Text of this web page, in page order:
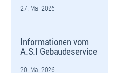
27. Mai 2026
Informationen vom
A.S.I Gebäudeservice
20. Mai 2026